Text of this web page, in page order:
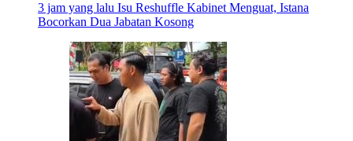
3 jam yang lalu Isu Reshuffle Kabinet Menguat, Istana
Bocorkan Dua Jabatan Kosong